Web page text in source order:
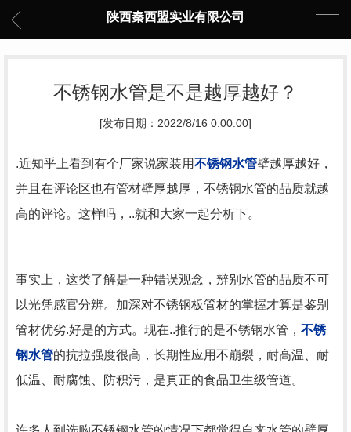
陕西秦西盟实业有限公司
不锈钢水管是不是越厚越好？
[发布日期：2022/8/16 0:00:00]
.近知乎上看到有个厂家说家装用不锈钢水管壁越厚越好，
并且在评论区也有管材壁厚越厚，不锈钢水管的品质就越
高的评论。这样吗，..就和大家一起分析下。
事实上，这类了解是一种错误观念，辨别水管的品质不可
以光凭感官分辨。加深对不锈钢板管材的掌握才算是鉴别
管材优劣.好是的方式。现在..推行的是不锈钢水管， 不锈
钢水管的抗拉强度很高，长期性应用不崩裂，耐高温、耐
低温、耐腐蚀、防积污，是真正的食品卫生级管道。